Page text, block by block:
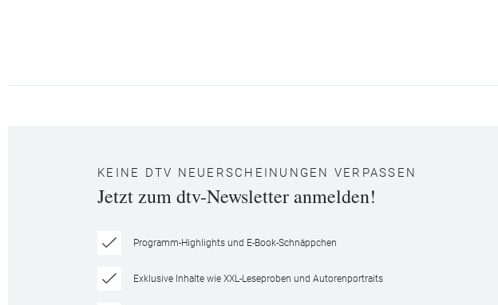
KEINE DTV NEUERSCHEINUNGEN VERPASSEN
Jetzt zum dtv-Newsletter anmelden!
Programm-Highlights und E-Book-Schnäppchen
Exklusive Inhalte wie XXL-Leseproben und Autorenportraits